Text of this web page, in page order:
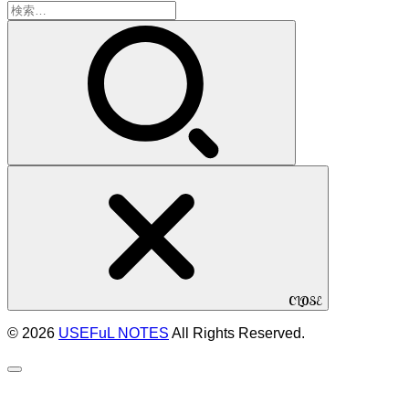
検
索:
CLOSE
© 2026 USEFuL NOTES All Rights Reserved.